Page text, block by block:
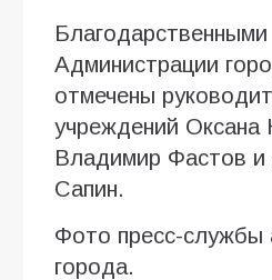
Администрации
отмечены
учреждений Оксана
Владимир Фастов и
Сапин.
Фото пресс-службы
города.